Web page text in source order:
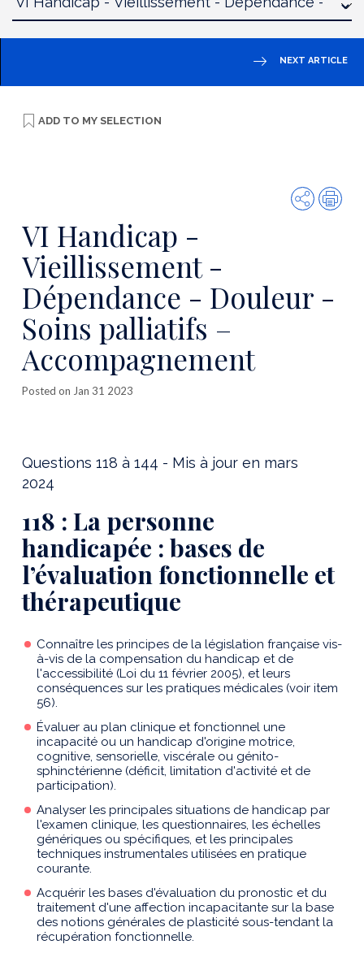
NEXT ARTICLE
ADD TO MY SELECTION
Share
VI Handicap -
Vieillissement -
Dépendance - Douleur -
Soins palliatifs –
Accompagnement
Posted on Jan 31 2023
Questions 118 à 144 - Mis à jour en mars
2024
118 : La personne
handicapée : bases de
l’évaluation fonctionnelle et
thérapeutique
Connaître les principes de la législation française vis-
à-vis de la compensation du handicap et de
l'accessibilité (Loi du 11 février 2005), et leurs
conséquences sur les pratiques médicales (voir item
56).
Évaluer au plan clinique et fonctionnel une
incapacité ou un handicap d'origine motrice,
cognitive, sensorielle, viscérale ou génito-
sphinctérienne (déficit, limitation d'activité et de
participation).
Analyser les principales situations de handicap par
l'examen clinique, les questionnaires, les échelles
génériques ou spécifiques, et les principales
techniques instrumentales utilisées en pratique
courante.
Acquérir les bases d'évaluation du pronostic et du
traitement d'une affection incapacitante sur la base
des notions générales de plasticité sous-tendant la
récupération fonctionnelle.